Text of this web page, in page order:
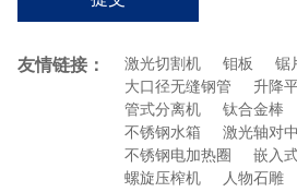
友情链接： 激光切割机 钼板
锯
大口径无缝钢管
升降
管式分离机
钛合金棒
不锈钢水箱
激光轴对
不锈钢电加热圈
嵌入
螺旋压榨机
人物石雕